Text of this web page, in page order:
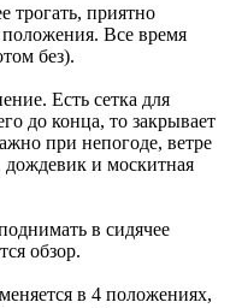
трогать, приятно
положения. Все время
без).
Есть сетка для
до конца, то закрывает
при непогоде, ветре
и москитная
в сидячее
обзор.
в 4 положениях,